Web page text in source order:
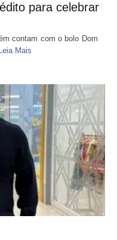
para celebrar
contam com o bolo Dom
Leia Mais